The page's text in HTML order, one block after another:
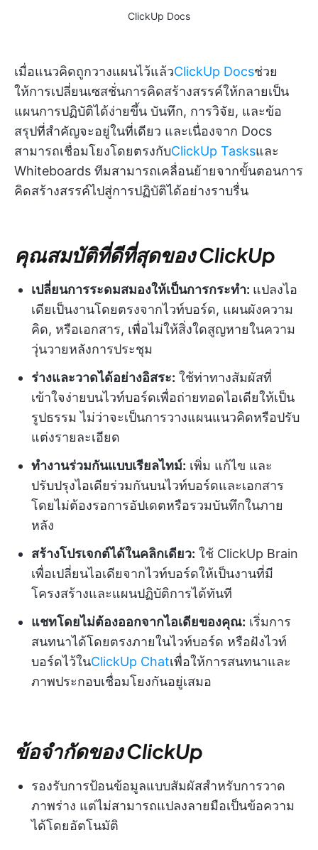
ClickUp Docs
เมื่อแนวคิดถูกวางแผนไว้แล้วClickUp Docsช่วย
ให้การเปลี่ยนเซสชั่นการคิดสร้างสรรค์ให้กลายเป็น
แผนการปฏิบัติได้ง่ายขึ้น บันทึก, การวิจัย, และข้อ
สรุปที่สำคัญจะอยู่ในที่เดียว และเนื่องจาก Docs
สามารถเชื่อมโยงโดยตรงกับClickUp Tasksและ
Whiteboards ทีมสามารถเคลื่อนย้ายจากขั้นตอนการ
คิดสร้างสรรค์ไปสู่การปฏิบัติได้อย่างราบรื่น
คุณสมบัติที่ดีที่สุดของ ClickUp
เปลี่ยนการระดมสมองให้เป็นการกระทำ: แปลงไอ
เดียเป็นงานโดยตรงจากไวท์บอร์ด, แผนผังความ
คิด, หรือเอกสาร, เพื่อไม่ให้สิ่งใดสูญหายในความ
วุ่นวายหลังการประชุม
ร่างและวาดได้อย่างอิสระ: ใช้ท่าทางสัมผัสที่
เข้าใจง่ายบนไวท์บอร์ดเพื่อถ่ายทอดไอเดียให้เป็น
รูปธรรม ไม่ว่าจะเป็นการวางแผนแนวคิดหรือปรับ
แต่งรายละเอียด
ทำงานร่วมกันแบบเรียลไทม์: เพิ่ม แก้ไข และ
ปรับปรุงไอเดียร่วมกันบนไวท์บอร์ดและเอกสาร
โดยไม่ต้องรอการอัปเดตหรือรวมบันทึกในภาย
หลัง
สร้างโปรเจกต์ได้ในคลิกเดียว: ใช้ ClickUp Brain
เพื่อเปลี่ยนไอเดียจากไวท์บอร์ดให้เป็นงานที่มี
โครงสร้างและแผนปฏิบัติการได้ทันที
แชทโดยไม่ต้องออกจากไอเดียของคุณ: เริ่มการ
สนทนาได้โดยตรงภายในไวท์บอร์ด หรือฝังไวท์
บอร์ดไว้ในClickUp Chatเพื่อให้การสนทนาและ
ภาพประกอบเชื่อมโยงกันอยู่เสมอ
ข้อจำกัดของ ClickUp
รองรับการป้อนข้อมูลแบบสัมผัสสำหรับการวาด
ภาพร่าง แต่ไม่สามารถแปลงลายมือเป็นข้อความ
ได้โดยอัตโนมัติ